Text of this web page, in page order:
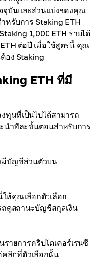
จุบันและส่วนแบ่งของคุณ
หรับการ Staking ETH
1,000 ETH รายได้
ต่อปี เมื่อใช้สูตรนี้ คุณ
อง Staking
ETH ที่มี
ทุนที่เป็นไปได้สามารถ
นำทีละขั้นตอนสำหรับการ
บัญชีส่วนตัวบน
ห้คุณเลือกตัวเลือก
ดูสถานะบัญชีสกุลเงิน
รายการคริปโตเคอร์เรนซี
คลิกที่ตัวเลือกนั้น